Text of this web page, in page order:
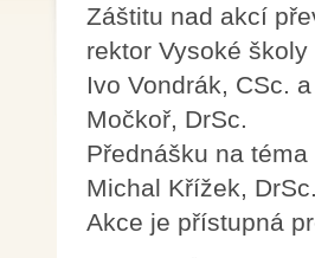
Záštitu nad akcí
rektor Vysoké
Ivo Vondrák, CSc.
Močkoř, DrSc.
Přednášku na
Michal Křížek,
Akce je přístupná